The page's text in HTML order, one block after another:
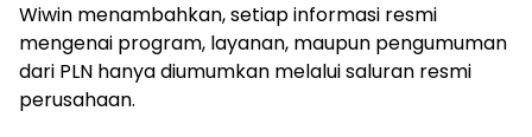
Wiwin menambahkan, setiap informasi resmi
mengenai program, layanan, maupun pengumuman
dari PLN hanya diumumkan melalui saluran resmi
perusahaan.